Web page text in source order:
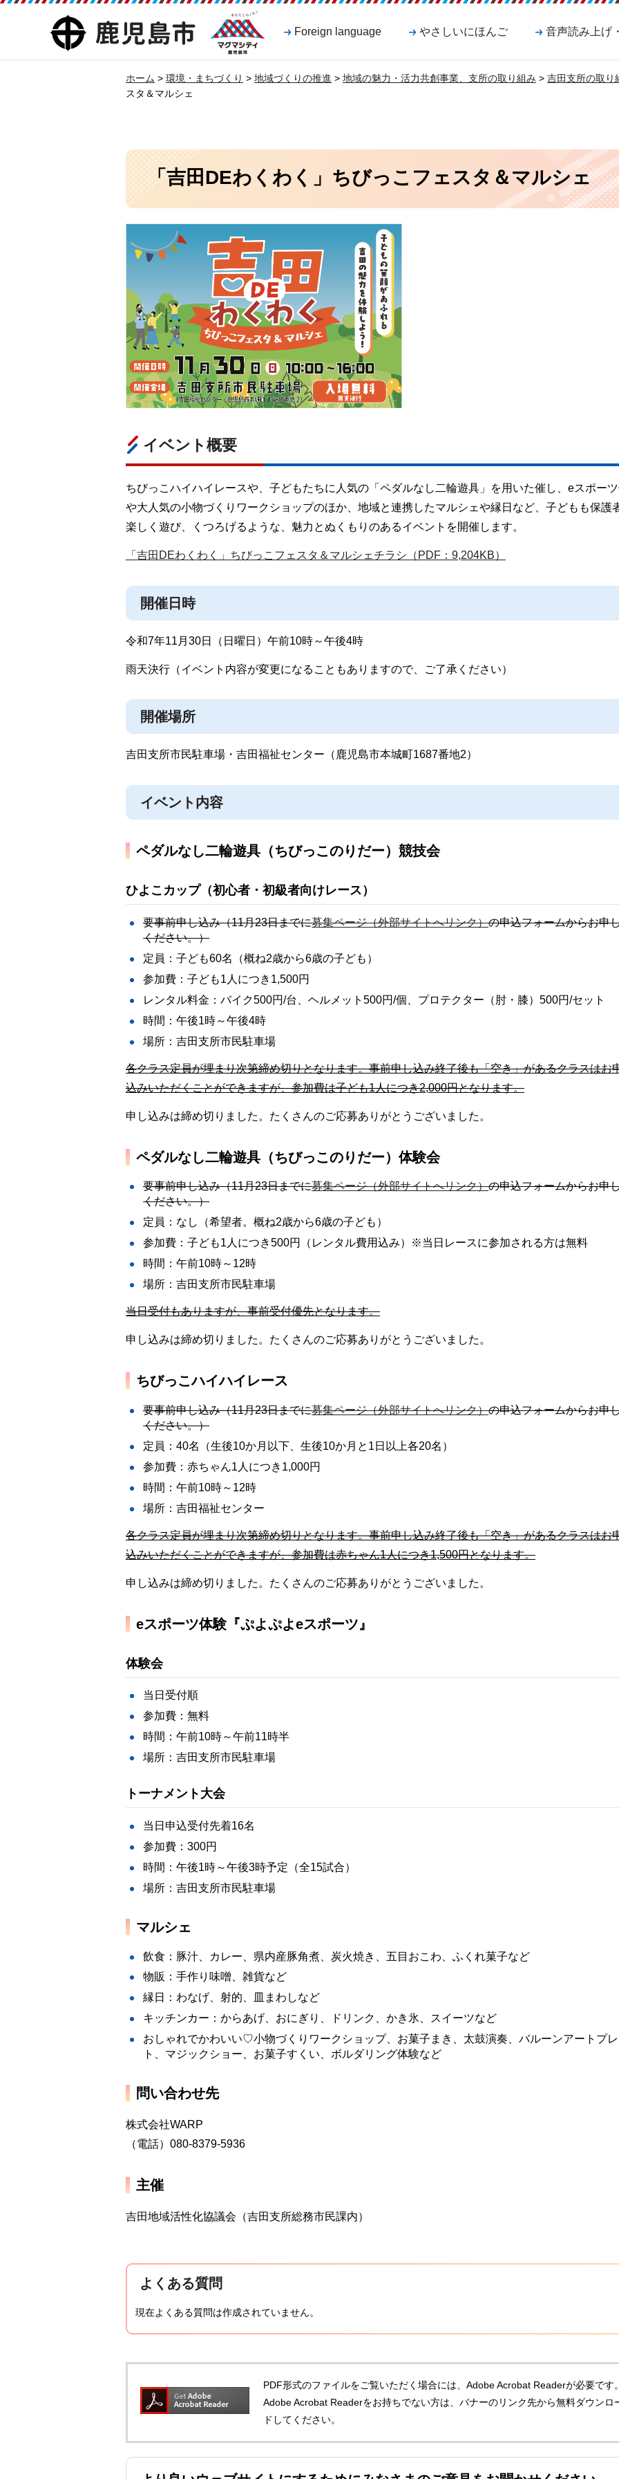
鹿児島市
マグマシティ
鹿児島市
Foreign language やさしいにほんご 音声読み上げ
ホーム > 環境・まちづくり > 地域づくりの推進 > 地域の魅力・活力共創事業、支所の取り組み > 吉田支所の取り
スタ＆マルシェ
「吉田DEわくわく」ちびっこフェスタ＆マルシェ
イベント概要
ちびっこハイハイレースや、子どもたちに人気の「ペダルなし二輪遊具」を用いた催し、eスポー
や大人気の小物づくりワークショップのほか、地域と連携したマルシェや縁日など、子どもも保護
楽しく遊び、くつろげるような、魅力とぬくもりのあるイベントを開催します。
「吉田DEわくわく」ちびっこフェスタ＆マルシェチラシ（PDF：9,204KB）
開催日時
令和7年11月30日（日曜日）午前10時～午後4時
雨天決行（イベント内容が変更になることもありますので、ご了承ください）
開催場所
吉田支所市民駐車場・吉田福祉センター（鹿児島市本城町1687番地2）
イベント内容
ペダルなし二輪遊具（ちびっこのりだー）競技会
ひよこカップ（初心者・初級者向けレース）
要事前申し込み（11月23日までに募集ページ（外部サイトへリンク）の申込フォームからお申
ください。）
定員：子ども60名（概ね2歳から6歳の子ども）
参加費：子ども1人につき1,500円
レンタル料金：バイク500円/台、ヘルメット500円/個、プロテクター（肘・膝）500円/セット
時間：午後1時～午後4時
場所：吉田支所市民駐車場
各クラス定員が埋まり次第締め切りとなります。事前申し込み終了後も「空き」があるクラスはお
込みいただくことができますが、参加費は子ども1人につき2,000円となります。
申し込みは締め切りました。たくさんのご応募ありがとうございました。
ペダルなし二輪遊具（ちびっこのりだー）体験会
要事前申し込み（11月23日までに募集ページ（外部サイトへリンク）の申込フォームからお申
ください。）
定員：なし（希望者。概ね2歳から6歳の子ども）
参加費：子ども1人につき500円（レンタル費用込み）※当日レースに参加される方は無料
時間：午前10時～12時
場所：吉田支所市民駐車場
当日受付もありますが、事前受付優先となります。
申し込みは締め切りました。たくさんのご応募ありがとうございました。
ちびっこハイハイレース
要事前申し込み（11月23日までに募集ページ（外部サイトへリンク）の申込フォームからお申
ください。）
定員：40名（生後10か月以下、生後10か月と1日以上各20名）
参加費：赤ちゃん1人につき1,000円
時間：午前10時～12時
場所：吉田福祉センター
各クラス定員が埋まり次第締め切りとなります。事前申し込み終了後も「空き」があるクラスはお
込みいただくことができますが、参加費は赤ちゃん1人につき1,500円となります。
申し込みは締め切りました。たくさんのご応募ありがとうございました。
eスポーツ体験『ぷよぷよeスポーツ』
体験会
当日受付順
参加費：無料
時間：午前10時～午前11時半
場所：吉田支所市民駐車場
トーナメント大会
当日申込受付先着16名
参加費：300円
時間：午後1時～午後3時予定（全15試合）
場所：吉田支所市民駐車場
マルシェ
飲食：豚汁、カレー、県内産豚角煮、炭火焼き、五目おこわ、ふくれ菓子など
物販：手作り味噌、雑貨など
縁日：わなげ、射的、皿まわしなど
キッチンカー：からあげ、おにぎり、ドリンク、かき氷、スイーツなど
おしゃれでかわいい♡小物づくりワークショップ、お菓子まき、太鼓演奏、バルーンアートプ
ト、マジックショー、お菓子すくい、ボルダリング体験など
問い合わせ先
株式会社WARP
（電話）080-8379-5936
主催
吉田地域活性化協議会（吉田支所総務市民課内）
よくある質問
現在よくある質問は作成されていません。
PDF形式のファイルをご覧いただく場合には、Adobe Acrobat Readerが必要です
Adobe Acrobat Readerをお持ちでない方は、バナーのリンク先から無料ダウンロ
ドしてください。